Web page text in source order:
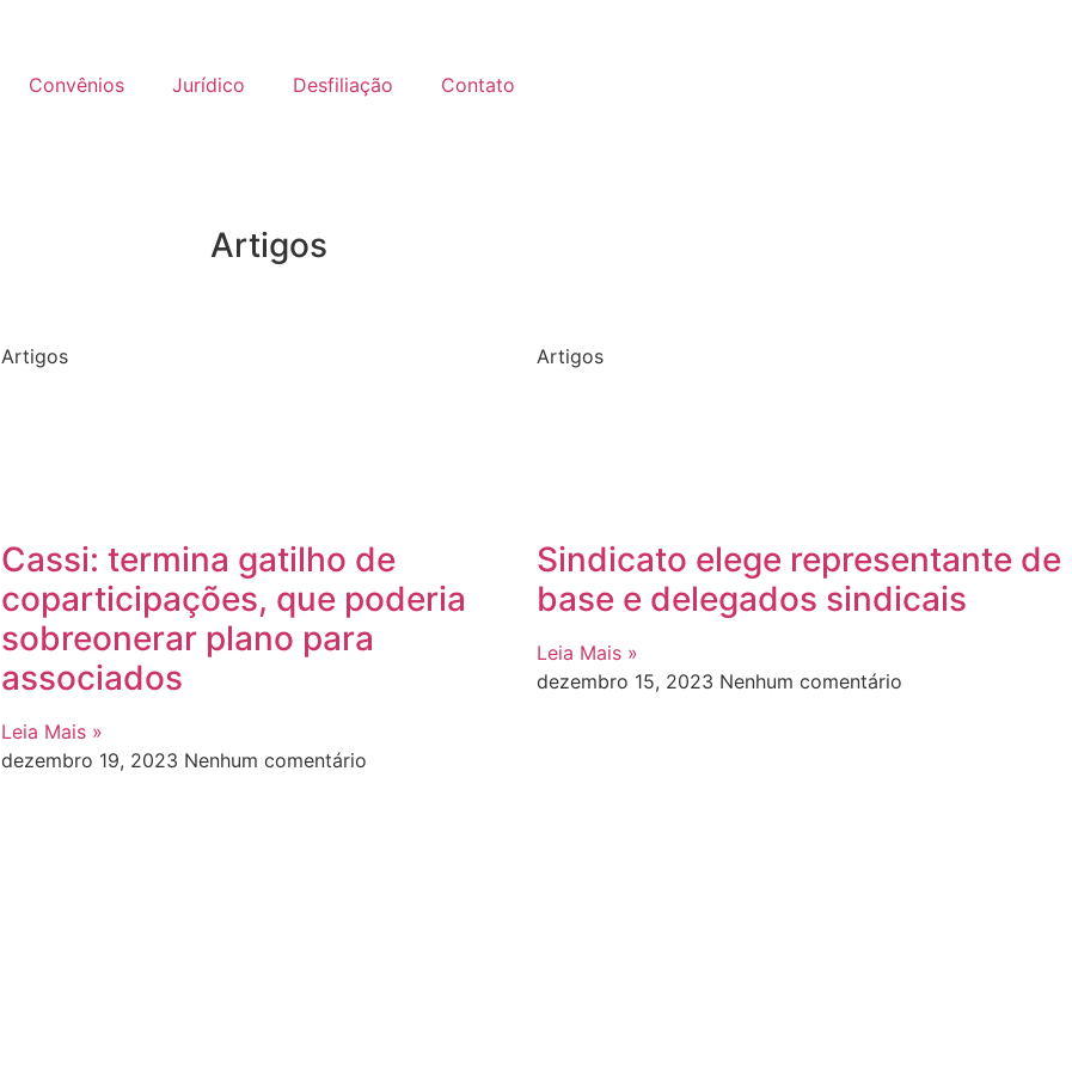
Convênios Jurídico Desfiliação Contato
Artigos
Artigos
Cassi: termina gatilho de
coparticipações, que poderia
sobreonerar plano para
associados
Leia Mais »
dezembro 19, 2023 Nenhum comentário
Artigos
Sindicato elege representante de
base e delegados sindicais
Leia Mais »
dezembro 15, 2023 Nenhum comentário